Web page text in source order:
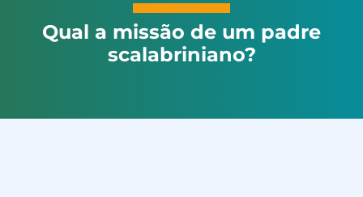
Qual a missão de um padre
scalabriniano?